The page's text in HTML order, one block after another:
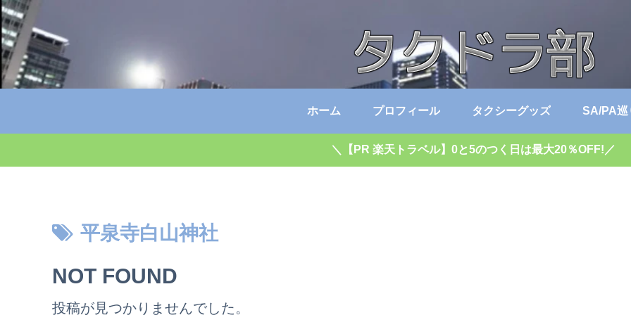
ホーム プロフィール タクシーグッズ SA/PA巡
＼【PR 楽天トラベル】0と5のつく日は最大20％OFF!／
平泉寺白山神社
NOT FOUND
投稿が見つかりませんでした。